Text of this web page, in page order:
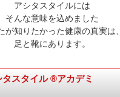
アシタスタイルには
そんな意味を込めました
が知りたかった健康の真実は、
足と靴にあります。
タスタイル ®アカデミ